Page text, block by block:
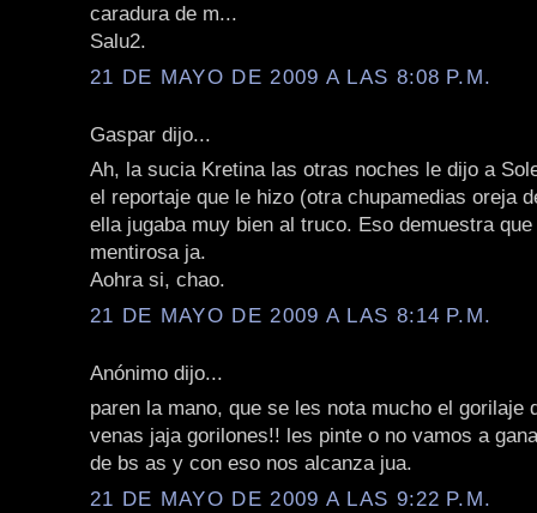
caradura de m...
Salu2.
21 DE MAYO DE 2009 A LAS 8:08 P.M.
Gaspar dijo...
Ah, la sucia Kretina las otras noches le dijo a
el reportaje que le hizo (otra chupamedias oreja
ella jugaba muy bien al truco. Eso demuestra
mentirosa ja.
Aohra si, chao.
21 DE MAYO DE 2009 A LAS 8:14 P.M.
Anónimo dijo...
paren la mano, que se les nota mucho el gorilaje
venas jaja gorilones!! les pinte o no vamos a
de bs as y con eso nos alcanza jua.
21 DE MAYO DE 2009 A LAS 9:22 P.M.